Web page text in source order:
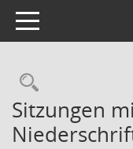
Toggle navigation
Sitzungen